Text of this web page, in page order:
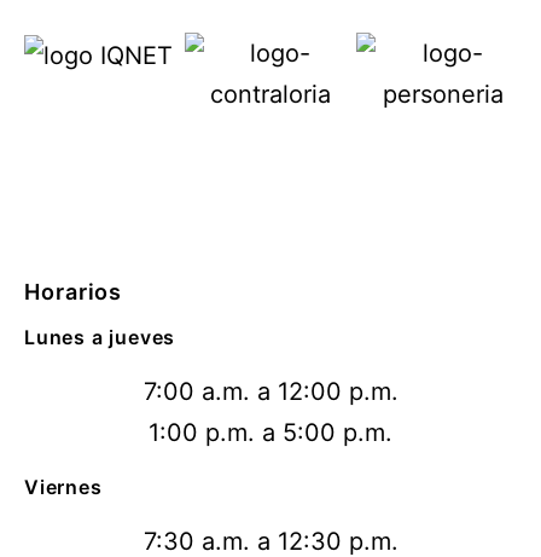
Horarios
Lunes a jueves
7:00 a.m. a 12:00 p.m.
1:00 p.m. a 5:00 p.m.
Viernes
7:30 a.m. a 12:30 p.m.